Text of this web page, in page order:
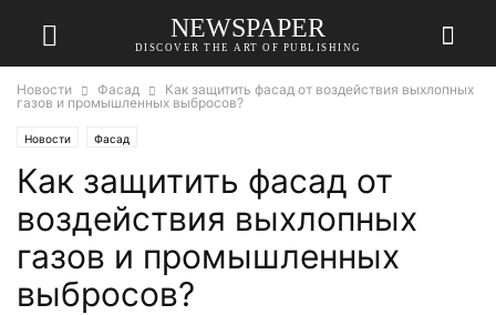
NEWSPAPER
DISCOVER THE ART OF PUBLISHING
Новости Фасад
Как защитить фасад от воздействия выхлопных
газов и промышленных выбросов?
Новости Фасад
Как защитить фасад от
воздействия выхлопных
газов и промышленных
выбросов?